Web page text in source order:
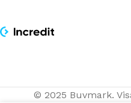
© 2025 Buvmark.
Piekaramais LED